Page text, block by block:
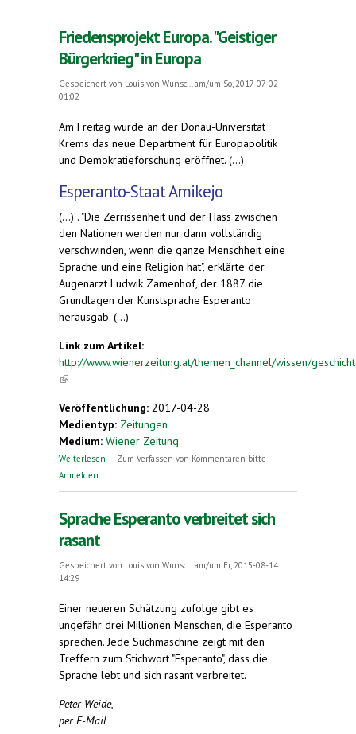
Friedensprojekt Europa. "Geistiger
Bürgerkrieg" in Europa
Gespeichert von Louis von Wunsc...
am/um So, 2017-07-02
01:02
Am Freitag wurde an der Donau-Universität
Krems das neue Department für Europapolitik
und Demokratieforschung eröffnet. (...)
Esperanto-Staat Amikejo
(...) . "Die Zerrissenheit und der Hass zwischen
den Nationen werden nur dann vollständig
verschwinden, wenn die ganze Menschheit eine
Sprache und eine Religion hat", erklärte der
Augenarzt Ludwik Zamenhof, der 1887 die
Grundlagen der Kunstsprache Esperanto
herausgab. (...)
Link zum Artikel:
http://www.wienerzeitung.at/themen_channel/wissen/
(link is external)
Veröffentlichung: 2017-04-28
Medientyp: Zeitungen
Medium: Wiener Zeitung
Weiterlesen über Friedensprojekt Europa. "Geistiger
Zum Verfassen von Kommentaren bitte
Anmelden
Sprache Esperanto verbreitet sich
rasant
Gespeichert von Louis von Wunsc...
am/um Fr, 2015-08-14
14:29
Einer neueren Schätzung zufolge gibt es
ungefähr drei Millionen Menschen, die Esperanto
sprechen. Jede Suchmaschine zeigt mit den
Treffern zum Stichwort "Esperanto", dass die
Sprache lebt und sich rasant verbreitet.
Peter Weide,
per E-Mail